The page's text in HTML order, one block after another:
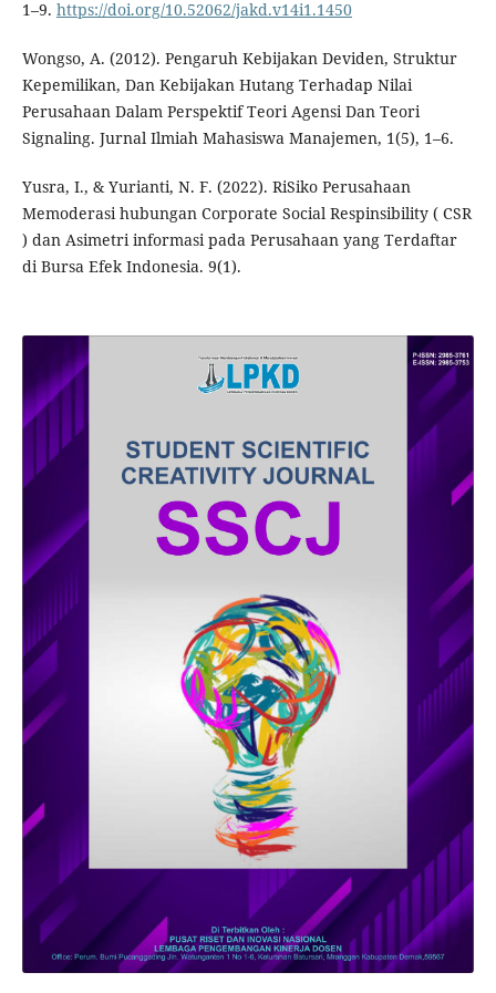
1–9. https://doi.org/10.52062/jakd.v14i1.1450
Wongso, A. (2012). Pengaruh Kebijakan Deviden, Struktur
Kepemilikan, Dan Kebijakan Hutang Terhadap Nilai
Perusahaan Dalam Perspektif Teori Agensi Dan Teori
Signaling. Jurnal Ilmiah Mahasiswa Manajemen, 1(5), 1–6.
Yusra, I., & Yurianti, N. F. (2022). RiSiko Perusahaan
Memoderasi hubungan Corporate Social Respinsibility ( CSR
) dan Asimetri informasi pada Perusahaan yang Terdaftar
di Bursa Efek Indonesia. 9(1).